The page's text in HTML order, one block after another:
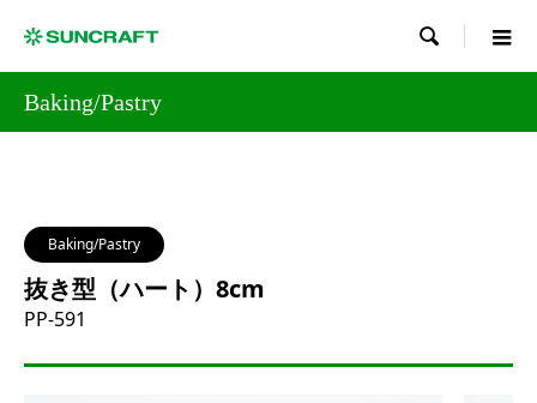

Baking/Pastry
Baking/Pastry
抜き型（ハート）8cm
PP-591